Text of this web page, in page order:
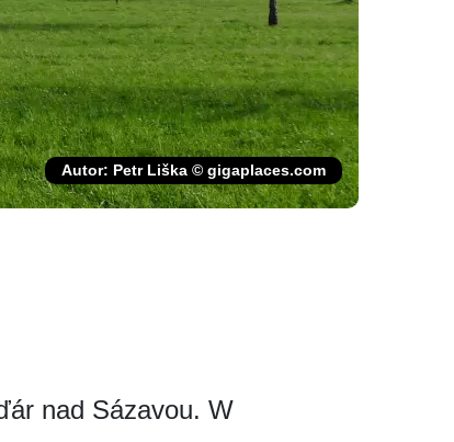
Autor: Petr Liška © gigaplaces.com
nad Sázavou. W